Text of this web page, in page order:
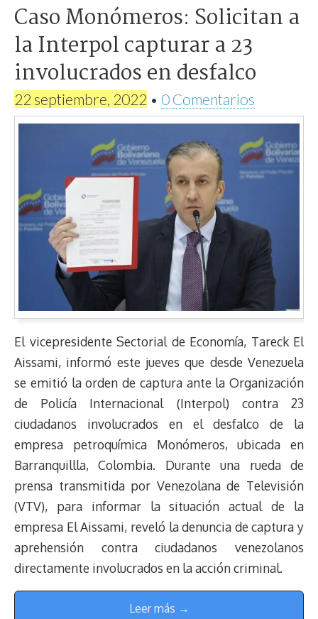
Caso Monómeros: Solicitan a
la Interpol capturar a 23
involucrados en desfalco
22 septiembre, 2022 • 0 Comentarios
El vicepresidente Sectorial de Economía, Tareck El
Aissami, informó este jueves que desde Venezuela
se emitió la orden de captura ante la Organización
de Policía Internacional (Interpol) contra 23
ciudadanos involucrados en el desfalco de la
empresa petroquímica Monómeros, ubicada en
Barranquillla, Colombia. Durante una rueda de
prensa transmitida por Venezolana de Televisión
(VTV), para informar la situación actual de la
empresa El Aissami, reveló la denuncia de captura y
aprehensión contra ciudadanos venezolanos
directamente involucrados en la acción criminal.
Leer más →